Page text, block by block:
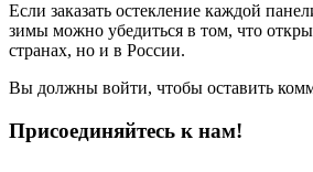
Если заказать остекление каждой
зимы можно убедиться в том, что
странах, но и в России.
Вы должны войти, чтобы оставить
Присоединяйтесь к нам!